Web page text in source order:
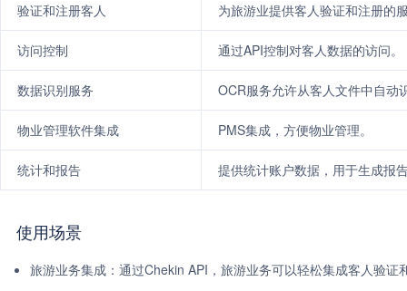
验证和注册客人 为旅游业提供客人验证和注册的
访问控制 通过API控制对客人数据的访问。
数据识别服务 OCR服务允许从客人文件中自动
物业管理软件集成 PMS集成，方便物业管理。
统计和报告 提供统计账户数据，用于生成报
使用场景
旅游业务集成：通过Chekin API，旅游业务可以轻松集成客人验证